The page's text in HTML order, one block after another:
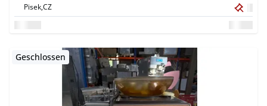
Pisek,CZ
Geschlossen